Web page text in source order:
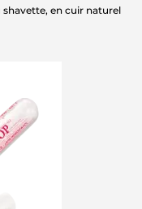
en cuir naturel